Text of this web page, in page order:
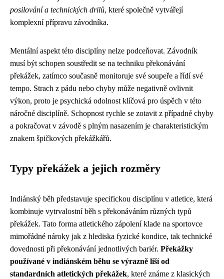
posilování a technických drilů, které společně vytvářejí
komplexní přípravu závodníka.
Mentální aspekt této disciplíny nelze podceňovat. Závodník
musí být schopen soustředit se na techniku překonávání
překážek, zatímco současně monitoruje své soupeře a řídí své
tempo. Strach z pádu nebo chyby může negativně ovlivnit
výkon, proto je psychická odolnost klíčová pro úspěch v této
náročné disciplíně. Schopnost rychle se zotavit z případné chyby
a pokračovat v závodě s plným nasazením je charakteristickým
znakem špičkových překážkářů.
Typy překážek a jejich rozměry
Indiánský běh představuje specifickou disciplínu v atletice, která
kombinuje vytrvalostní běh s překonáváním různých typů
překážek. Tato forma atletického zápolení klade na sportovce
mimořádné nároky jak z hlediska fyzické kondice, tak technické
dovednosti při překonávání jednotlivých bariér. Překážky
používané v indiánském běhu se výrazně liší od
standardních atletických překážek, které známe z klasických